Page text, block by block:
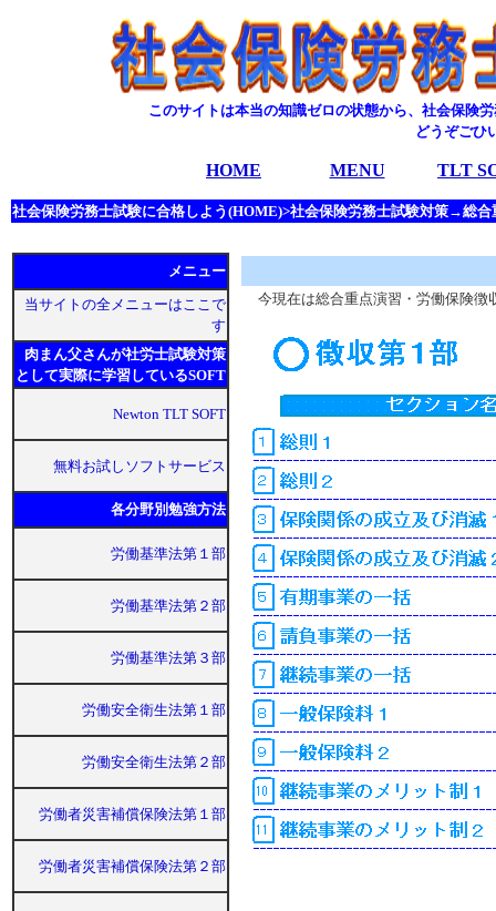
このサイトは本当の知識ゼロの状態から、社会保険
どうぞごひ
HOME MENU TLT
社会保険労務士試験に合格しよう(HOME)>社会保険労務士試験対策→総
メニュー
当サイトの全メニューはここで
す
肉まん父さんが社労士試験対策
として実際に学習しているSOFT
Newton TLT SOFT
無料お試しソフトサービス
各分野別勉強方法
労働基準法第１部
労働基準法第２部
労働基準法第３部
労働安全衛生法第１部
労働安全衛生法第２部
労働者災害補償保険法第１部
労働者災害補償保険法第２部
今現在は総合重点演習・労働保険徴